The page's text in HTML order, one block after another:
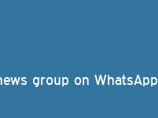
group on WhatsApp